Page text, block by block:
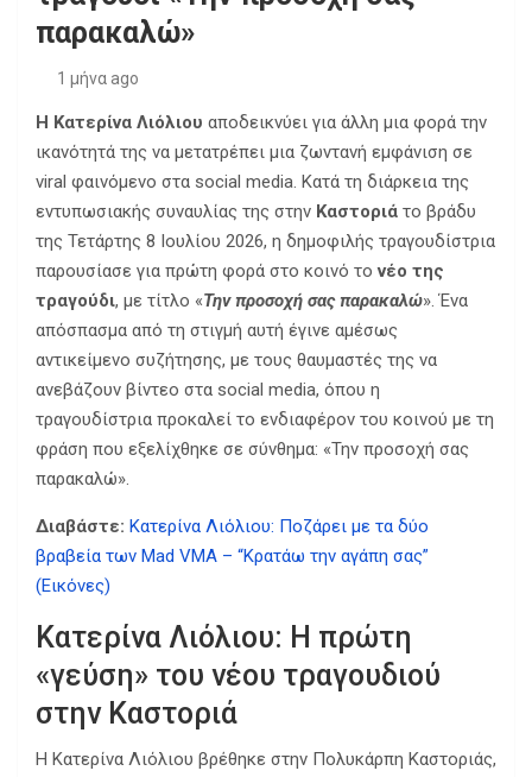
παρακαλώ»
1 μήνα ago
Η Κατερίνα Λιόλιου αποδεικνύει για άλλη μια φορά την
ικανότητά της να μετατρέπει μια ζωντανή εμφάνιση σε
viral φαινόμενο στα social media. Κατά τη διάρκεια της
εντυπωσιακής συναυλίας της στην Καστοριά το βράδυ
της Τετάρτης 8 Ιουλίου 2026, η δημοφιλής τραγουδίστρια
παρουσίασε για πρώτη φορά στο κοινό τονέο της
τραγούδι, με τίτλο «Την προσοχή σας παρακαλώ». Ένα
απόσπασμα από τη στιγμή αυτή έγινε αμέσως
αντικείμενο συζήτησης, με τους θαυμαστές της να
ανεβάζουν βίντεο στα social media, όπου η
τραγουδίστρια προκαλεί το ενδιαφέρον του κοινού με τη
φράση που εξελίχθηκε σε σύνθημα: «Την προσοχή σας
παρακαλώ».
Διαβάστε: Κατερίνα Λιόλιου: Ποζάρει με τα δύο
βραβεία των Mad VMA – “Κρατάω την αγάπη σας”
(Εικόνες)
Κατερίνα Λιόλιου: Η πρώτη
«γεύση» του νέου τραγουδιού
στην Καστοριά
Η Κατερίνα Λιόλιου βρέθηκε στην Πολυκάρπη Καστοριάς,